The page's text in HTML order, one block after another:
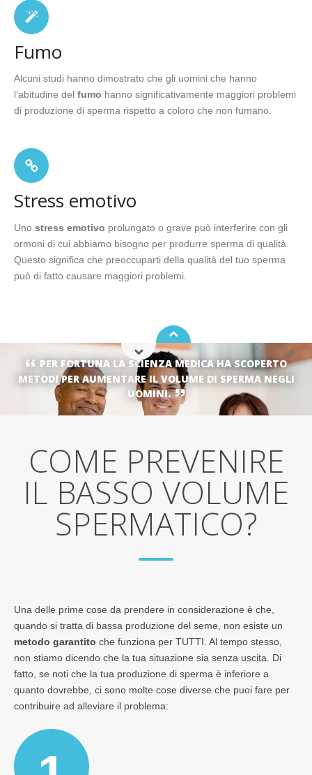
Fumo
Alcuni studi hanno dimostrato che gli uomini che hanno
l’abitudine del fumo hanno significativamente maggiori problemi
di produzione di sperma rispetto a coloro che non fumano.
Stress emotivo
Uno stress emotivo prolungato o grave può interferire con gli
ormoni di cui abbiamo bisogno per produrre sperma di qualità.
Questo significa che preoccuparti della qualità del tuo sperma
può di fatto causare maggiori problemi.
PER FORTUNA LA SCIENZA MEDICA HA SCOPERTO
METODI PER AUMENTARE IL VOLUME DI SPERMA NEGLI
UOMINI.
COME PREVENIRE
IL BASSO VOLUME
SPERMATICO?
Una delle prime cose da prendere in considerazione è che,
quando si tratta di bassa produzione del seme, non esiste un
metodo garantito che funziona per TUTTI. Al tempo stesso,
non stiamo dicendo che la tua situazione sia senza uscita. Di
fatto, se noti che la tua produzione di sperma è inferiore a
quanto dovrebbe, ci sono molte cose diverse che puoi fare per
contribuire ad alleviare il problema: